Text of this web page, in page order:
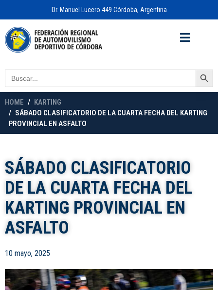
Dr. Manuel Lucero 449 Córdoba, Argentina
Search
for:
Search Button
HOME
KARTING
SÁBADO CLASIFICATORIO DE LA CUARTA FECHA DEL KARTING
PROVINCIAL EN ASFALTO
SÁBADO CLASIFICATORIO
DE LA CUARTA FECHA DEL
KARTING PROVINCIAL EN
ASFALTO
10 mayo, 2025